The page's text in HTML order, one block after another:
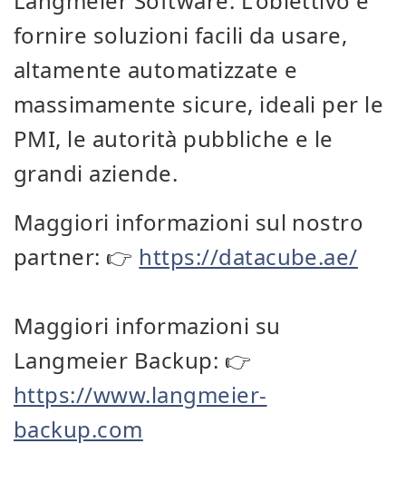
fornire soluzioni facili da usare,
altamente automatizzate e
massimamente sicure, ideali per le
PMI, le autorità pubbliche e le
grandi aziende.
Maggiori informazioni sul nostro
partner: 👉 https://datacube.ae/
Maggiori informazioni su
Langmeier Backup: 👉
https://www.langmeier-
backup.com